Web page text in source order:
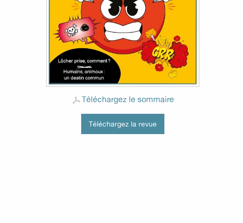
Téléchargez le sommaire
Téléchargez la revue